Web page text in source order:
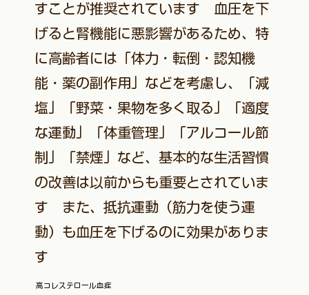
すことが推奨されています 血圧を下
げると腎機能に悪影響があるため、特
に高齢者には「体力・転倒・認知機
能・薬の副作用」などを考慮し、「減
塩」「野菜・果物を多く取る」「適度
な運動」「体重管理」「アルコール節
制」「禁煙」など、基本的な生活習慣
の改善は以前からも重要とされていま
す また、抵抗運動（筋力を使う運
動）も血圧を下げるのに効果がありま
す
高コレステロール血症